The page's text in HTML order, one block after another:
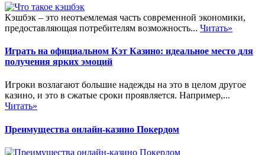
Кэшбэк – это неотъемлемая часть современной экономики,
предоставляющая потребителям возможность... Читать»
Играть на официальном Кэт Казино: идеальное место для
получения ярких эмоций
Игроки возлагают большие надежды на это в целом другое
казино, и это в сжатые сроки проявляется. Например,...
Читать»
Преимущества онлайн-казино Покердом